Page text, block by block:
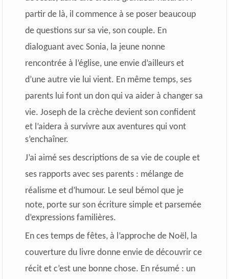
partir de là, il commence à se poser beaucoup
de questions sur sa vie, son couple. En
dialoguant avec Sonia, la jeune nonne
rencontrée à l’église, une envie d’ailleurs et
d’une autre vie lui vient. En même temps, ses
parents lui font un don qui va aider à changer sa
vie. Joseph de la crèche devient son confident
et l’aidera à survivre aux aventures qui vont
s’enchaîner.
J’ai aimé ses descriptions de sa vie de couple et
ses rapports avec ses parents : mélange de
réalisme et d’humour. Le seul bémol que je
note, porte sur son écriture simple et parsemée
d’expressions familières.
En ces temps de fêtes, à l’approche de Noël, la
couverture du livre donne envie de découvrir ce
récit et c’est une bonne chose. En résumé : un